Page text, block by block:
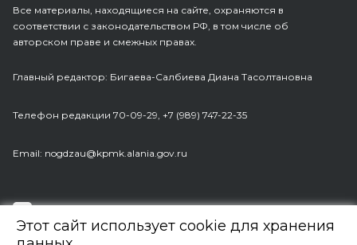
Все материалы, находящиеся на сайте, охраняются в
соответствии с законодательством РФ, в том числе об
авторском праве и смежных правах.
Главный редактор: Бигаева-Салбиева Диана Тасолтановна
Телефон редакции 70-09-29, +7 (989) 747-22-35
Еmail: nogdzau@kpmk.alania.gov.ru
Этот сайт использует cookie для хранения